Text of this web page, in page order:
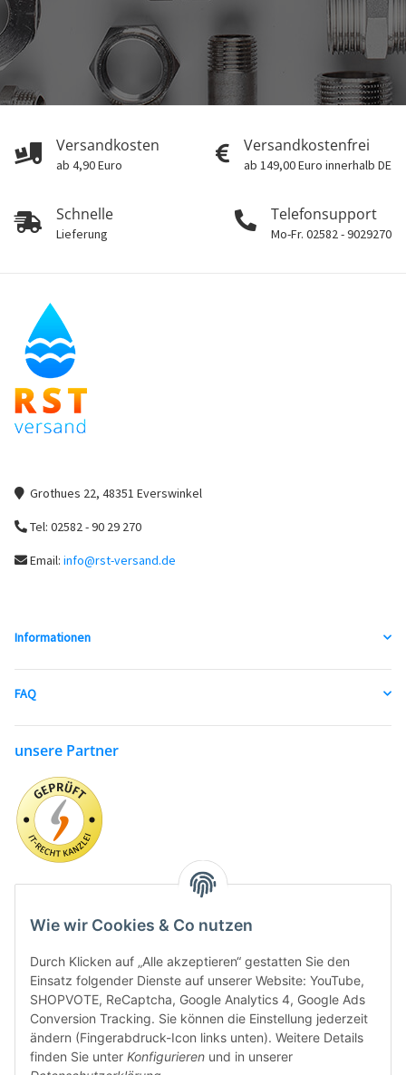
Wie wir Cookies & Co nutzen
Durch Klicken auf „Alle akzeptieren“ gestatten Sie den
Einsatz folgender Dienste auf unserer Website: YouTube,
SHOPVOTE, ReCaptcha, Google Analytics 4, Google Ads
Conversion Tracking. Sie können die Einstellung jederzeit
ändern (Fingerabdruck-Icon links unten). Weitere Details
finden Sie unter Konfigurieren und in unserer
Versandkosten
ab 4,90 Euro
Versandkostenfrei
ab 149,00 Euro innerhalb DE
Schnelle
Lieferung
Telefonsupport
Mo-Fr. 02582 - 9029270
Grothues 22, 48351 Everswinkel
Tel: 02582 - 90 29 270
Email: info@rst-versand.de
Informationen
FAQ
unsere Partner